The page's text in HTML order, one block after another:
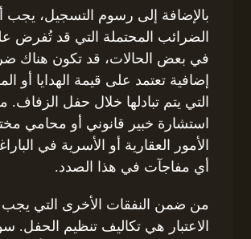
بالإضافة إلى رسوم التسجيل، يجب
الضرائب المحتملة التي قد تُفرض
في بعض الحالات، قد تكون هناك
إضافية تعتمد على قيمة الهدايا أو
التي يتم تبادلها خلال حفل الزفاف.
استشارة خبير قانوني أو محامي
الأمور العقارية أو الأسرية في
أي مفاجآت في هذا الصدد.
من ضمن النفقات الأخرى التي
الاعتبار هي تكاليف تنظيم الحفل.